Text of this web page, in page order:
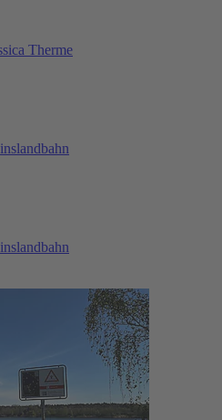
Therme